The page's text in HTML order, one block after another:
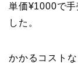
単価¥1000で手
した。
かかるコスト